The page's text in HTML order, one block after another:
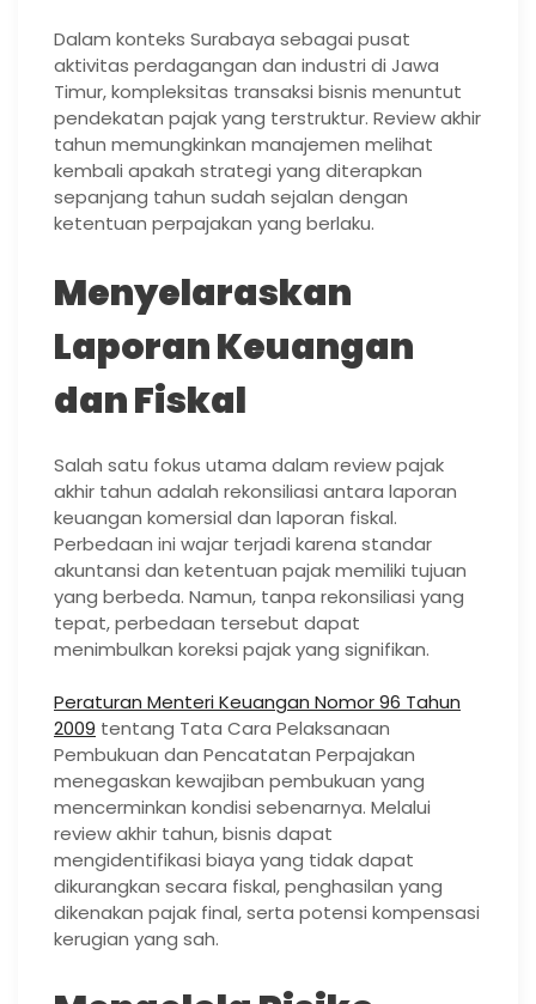
Dalam konteks Surabaya sebagai pusat
aktivitas perdagangan dan industri di Jawa
Timur, kompleksitas transaksi bisnis menuntut
pendekatan pajak yang terstruktur. Review akhir
tahun memungkinkan manajemen melihat
kembali apakah strategi yang diterapkan
sepanjang tahun sudah sejalan dengan
ketentuan perpajakan yang berlaku.
Menyelaraskan
Laporan Keuangan
dan Fiskal
Salah satu fokus utama dalam review pajak
akhir tahun adalah rekonsiliasi antara laporan
keuangan komersial dan laporan fiskal.
Perbedaan ini wajar terjadi karena standar
akuntansi dan ketentuan pajak memiliki tujuan
yang berbeda. Namun, tanpa rekonsiliasi yang
tepat, perbedaan tersebut dapat
menimbulkan koreksi pajak yang signifikan.
Peraturan Menteri Keuangan Nomor 96 Tahun
2009 tentang Tata Cara Pelaksanaan
Pembukuan dan Pencatatan Perpajakan
menegaskan kewajiban pembukuan yang
mencerminkan kondisi sebenarnya. Melalui
review akhir tahun, bisnis dapat
mengidentifikasi biaya yang tidak dapat
dikurangkan secara fiskal, penghasilan yang
dikenakan pajak final, serta potensi kompensasi
kerugian yang sah.